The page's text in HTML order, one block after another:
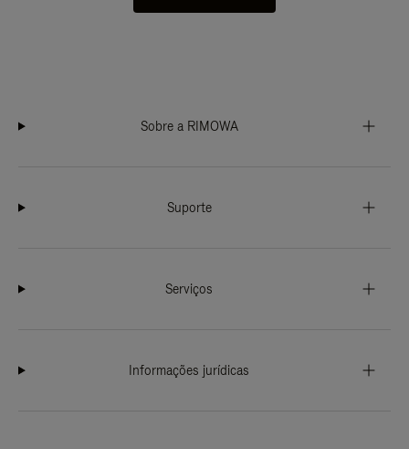
Sobre a RIMOWA
Suporte
Serviços
Informações jurídicas